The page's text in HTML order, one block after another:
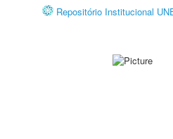
Repositório Institucional